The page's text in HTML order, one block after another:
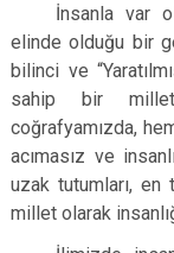
İnsanla var
elinde olduğu bir
bilinci ve
sahip bir
coğrafyamızda,
acımasız ve
uzak tutumları, en
millet olarak